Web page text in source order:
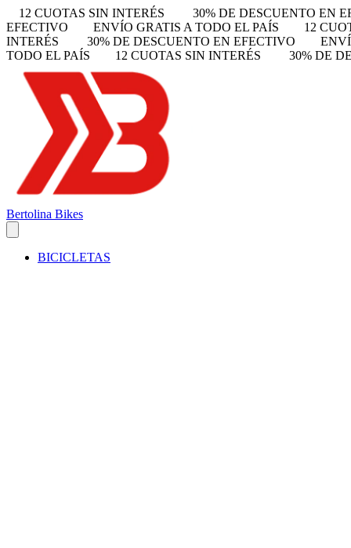
12 CUOTAS SIN INTERÉS 30% DE DESCUENTO EN
EFECTIVO
ENVÍO GRATIS A TODO EL PAÍS 12
INTERÉS
30% DE DESCUENTO EN EFECTIVO
TODO EL PAÍS
12 CUOTAS SIN INTERÉS 30% DE
Bertolina Bikes
BICICLETAS